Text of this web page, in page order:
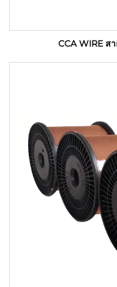
CCA WIRE ส